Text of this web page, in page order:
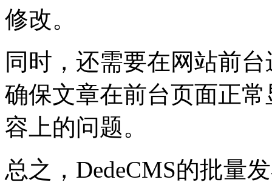
修改。
同时，还需要在网站前
确保文章在前台页面正
容上的问题。
总之，DedeCMS的批量